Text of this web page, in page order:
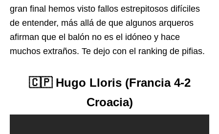
gran final hemos visto fallos estrepitosos difíciles
de entender, más allá de que algunos arqueros
afirman que el balón no es el idóneo y hace
muchos extraños. Te dejo con el ranking de pifias.
🇨🇵 Hugo Lloris (Francia 4-2
Croacia)